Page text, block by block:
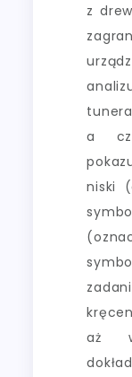
z
a
niski
aż